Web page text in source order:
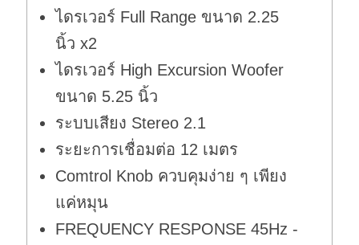
ไดรเวอร์ Full Range ขนาด 2.25
นิ้ว x2
ไดรเวอร์ High Excursion Woofer
ขนาด 5.25 นิ้ว
ระบบเสียง Stereo 2.1
ระยะการเชื่อมต่อ 12 เมตร
Comtrol Knob ควบคุมง่าย ๆ เพียง
แค่หมุน
FREQUENCY RESPONSE 45Hz -